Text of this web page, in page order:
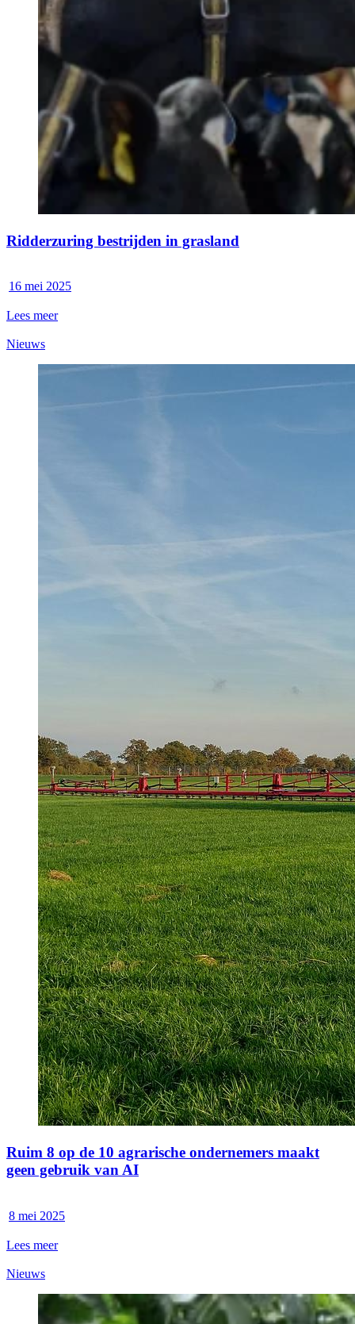
Ridderzuring bestrijden in grasland
16 mei 2025
Lees meer
Nieuws
Ruim 8 op de 10 agrarische ondernemers maakt
geen gebruik van AI
8 mei 2025
Lees meer
Nieuws